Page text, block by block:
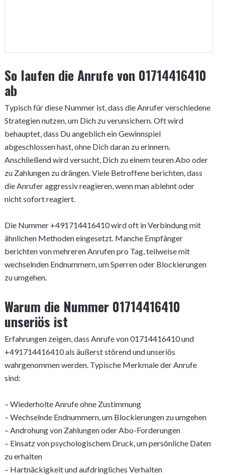
So laufen die Anrufe von 01714416410
ab
Typisch für diese Nummer ist, dass die Anrufer verschiedene
Strategien nutzen, um Dich zu verunsichern. Oft wird
behauptet, dass Du angeblich ein Gewinnspiel
abgeschlossen hast, ohne Dich daran zu erinnern.
Anschließend wird versucht, Dich zu einem teuren Abo oder
zu Zahlungen zu drängen. Viele Betroffene berichten, dass
die Anrufer aggressiv reagieren, wenn man ablehnt oder
nicht sofort reagiert.
Die Nummer +491714416410 wird oft in Verbindung mit
ähnlichen Methoden eingesetzt. Manche Empfänger
berichten von mehreren Anrufen pro Tag, teilweise mit
wechselnden Endnummern, um Sperren oder Blockierungen
zu umgehen.
Warum die Nummer 01714416410
unseriös ist
Erfahrungen zeigen, dass Anrufe von 01714416410 und
+491714416410 als äußerst störend und unseriös
wahrgenommen werden. Typische Merkmale der Anrufe
sind:
– Wiederholte Anrufe ohne Zustimmung
– Wechselnde Endnummern, um Blockierungen zu umgehen
– Androhung von Zahlungen oder Abo-Forderungen
– Einsatz von psychologischem Druck, um persönliche Daten
zu erhalten
– Hartnäckigkeit und aufdringliches Verhalten